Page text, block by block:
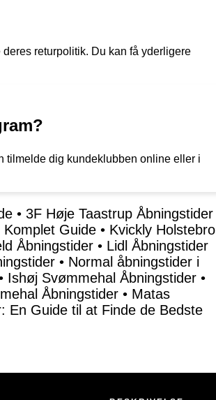
returpolitik. Du kan få yderligere
tilmelde dig kundeklubben online eller i
• 3F Høje Taastrup Åbningstider
Guide • Kvickly Holstebro
Åbningstider • Lidl Åbningstider
• Normal åbningstider i
Ishøj Svømmehal Åbningstider •
Åbningstider • Matas
En Guide til at Finde de Bedste